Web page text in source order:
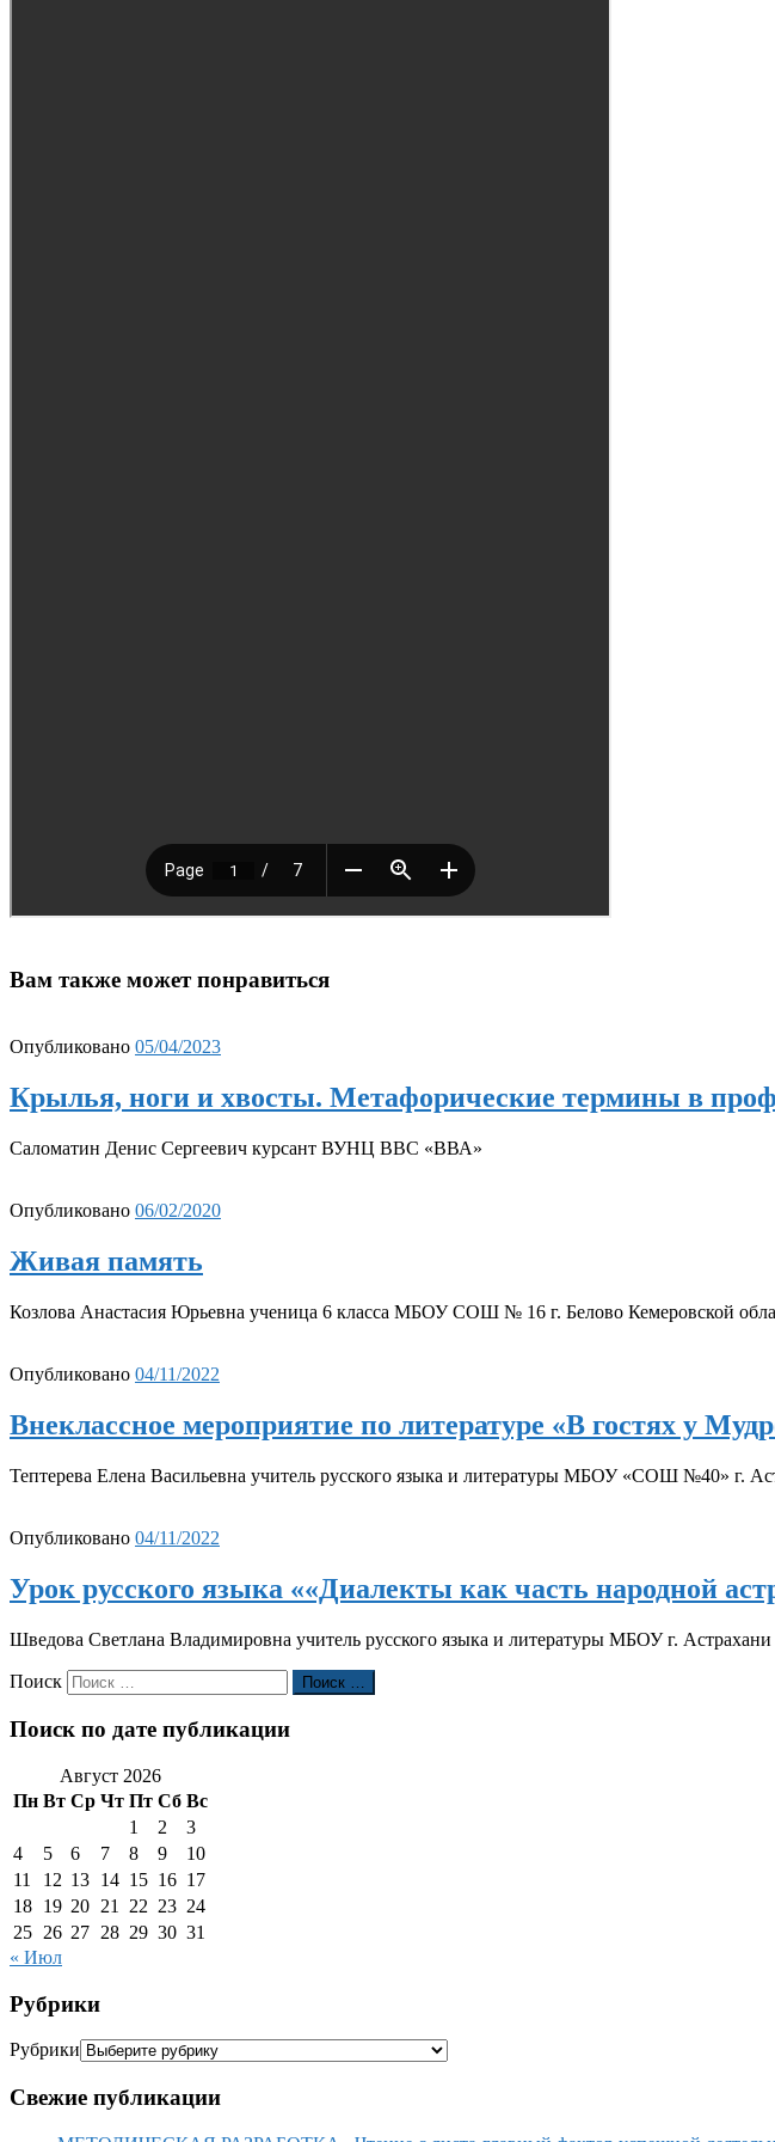
Вам также может понравиться
Опубликовано 05/04/2023
Крылья, ноги и хвосты. Метафорические термины в
Саломатин Денис Сергеевич курсант ВУНЦ ВВС «ВВА»
Опубликовано 06/02/2020
Живая память
Козлова Анастасия Юрьевна ученица 6 класса МБОУ СОШ № 16 г. Белово Кемеровской
Опубликовано 04/11/2022
Внеклассное мероприятие по литературе «В гостях у
Тептерева Елена Васильевна учитель русского языка и литературы МБОУ «СОШ №40» г.
Опубликовано 04/11/2022
Урок русского языка ««Диалекты как часть народной
Шведова Светлана Владимировна учитель русского языка и литературы МБОУ г.
Поиск Поиск …
Поиск по дате публикации
Август 2026
Пн Вт Ср Чт Пт Сб Вс
1
2
3
4
5 6 7 8 9
10
11
12 13 14 15 16 17
18 19 20 21 22 23 24
25 26 27 28 29 30 31
« Июл
Рубрики
Рубрики
Свежие публикации